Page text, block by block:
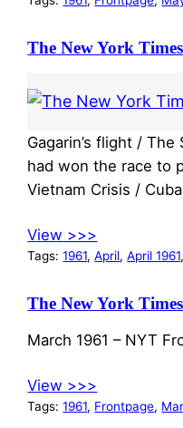
The New York
Gagarin’s flight /
had won the race to
Vietnam Crisis /
View >>>
Tags:1961, April, April 1961,
The New York
March 1961 – NYT
View >>>
Tags:1961, Frontpage,